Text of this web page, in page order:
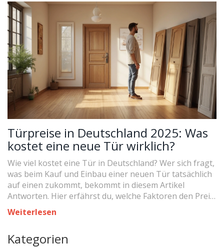
Türpreise in Deutschland 2025: Was
kostet eine neue Tür wirklich?
Wie viel kostet eine Tür in Deutschland? Wer sich fragt,
was beim Kauf und Einbau einer neuen Tür tatsächlich
auf einen zukommt, bekommt in diesem Artikel
Antworten. Hier erfährst du, welche Faktoren den Preis
bestimmen, welche Modelle beliebt sind, und wie du
clever sparen kannst. Mit aktuellen Preisen, Tipps vom
Weiterlesen
Kategorien